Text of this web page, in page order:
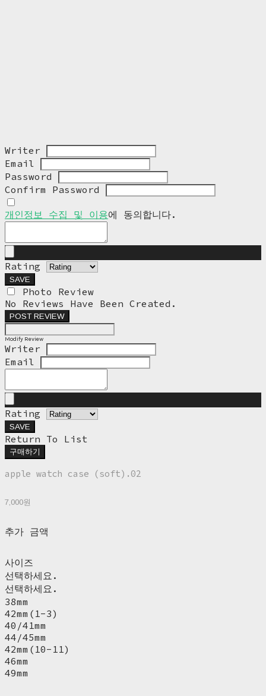
Writer
Email
Password
Confirm Password
개인정보 수집 및 이용에 동의합니다.
Rating
SAVE
Photo Review
No Reviews Have Been Created.
POST REVIEW
Modify Review
Writer
Email
Rating
SAVE
Return To List
구매하기
apple watch case (soft).02
7,000원
추가 금액
사이즈
선택하세요.
선택하세요.
38mm
42mm(1-3)
40/41mm
44/45mm
42mm(10-11)
46mm
49mm